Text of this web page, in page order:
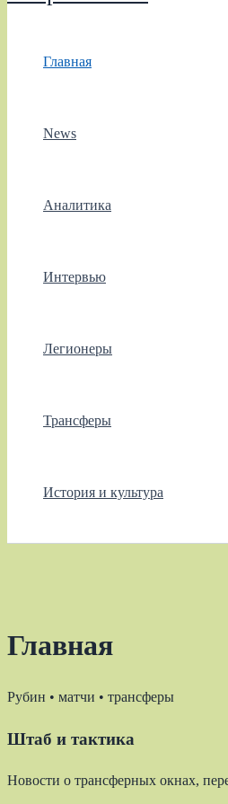
Главная
News
Аналитика
Интервью
Легионеры
Трансферы
История и культура
Главная
Рубин • матчи • трансферы
Штаб и тактика
Новости о трансферных окнах,